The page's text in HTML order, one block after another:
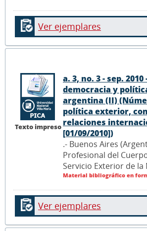
Ver ejemplares
Texto impreso
a. 3, no. 3 - sep. 2010
democracia y
argentina (II)
política exterior,
relaciones
[01/09/2010])
.- Buenos Aires
Profesional del
Servicio Exterior de la
Material bibliográfico en
Ver ejemplares